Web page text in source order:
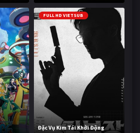
FULL HD VIETSUB
Đặc Vụ Kim Tái Khởi Động